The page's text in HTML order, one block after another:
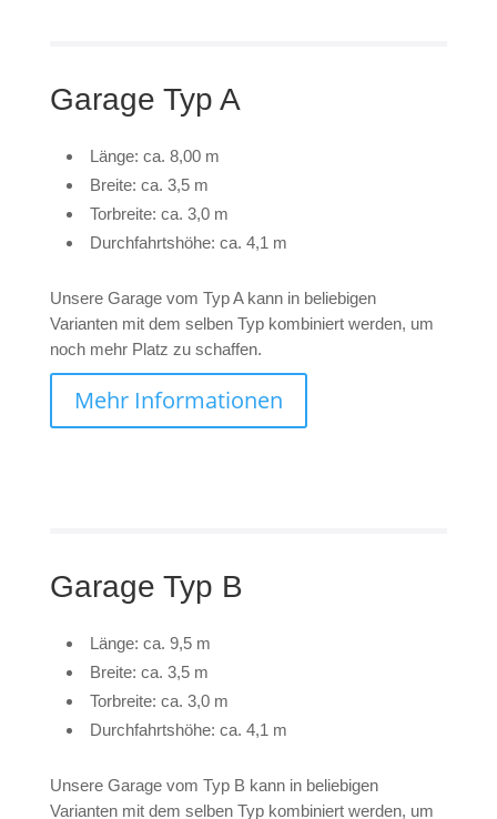
Garage Typ A
Länge: ca. 8,00 m
Breite: ca. 3,5 m
Torbreite: ca. 3,0 m
Durchfahrtshöhe: ca. 4,1 m
Unsere Garage vom Typ A kann in beliebigen
Varianten mit dem selben Typ kombiniert werden, um
noch mehr Platz zu schaffen.
Mehr Informationen
Garage Typ B
Länge: ca. 9,5 m
Breite: ca. 3,5 m
Torbreite: ca. 3,0 m
Durchfahrtshöhe: ca. 4,1 m
Unsere Garage vom Typ B kann in beliebigen
Varianten mit dem selben Typ kombiniert werden, um